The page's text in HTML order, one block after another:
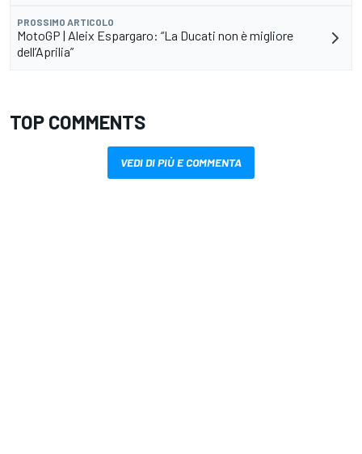
PROSSIMO ARTICOLO
MotoGP | Aleix Espargaro: “La Ducati non è migliore
dell’Aprilia”
TOP COMMENTS
VEDI DI PIÙ E COMMENTA